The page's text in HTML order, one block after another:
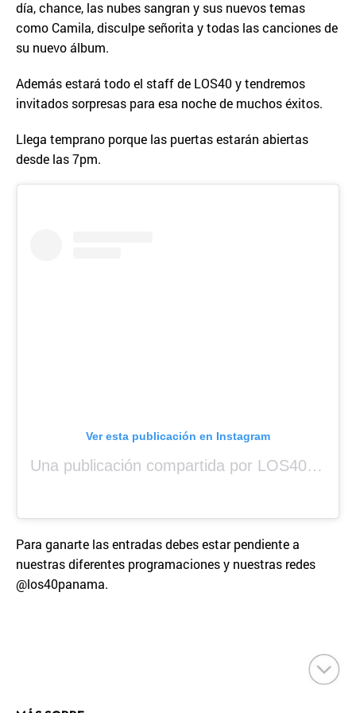
día, chance, las nubes sangran y sus nuevos temas
como Camila, disculpe señorita y todas las canciones de
su nuevo álbum.
Además estará todo el staff de LOS40 y tendremos
invitados sorpresas para esa noche de muchos éxitos.
Llega temprano porque las puertas estarán abiertas
desde las 7pm.
Ver esta publicación en Instagram
Una publicación compartida por LOS40 Panamá (@los40panama)
Para ganarte las entradas debes estar pendiente a
nuestras diferentes programaciones y nuestras redes
@los40panama.